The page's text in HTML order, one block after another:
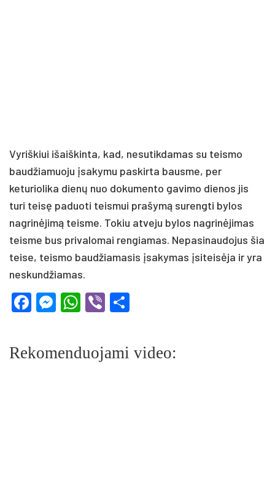
Vyriškiui išaiškinta, kad, nesutikdamas su teismo
baudžiamuoju įsakymu paskirta bausme, per
keturiolika dienų nuo dokumento gavimo dienos jis
turi teisę paduoti teismui prašymą surengti bylos
nagrinėjimą teisme. Tokiu atveju bylos nagrinėjimas
teisme bus privalomai rengiamas. Nepasinaudojus šia
teise, teismo baudžiamasis įsakymas įsiteisėja ir yra
neskundžiamas.
Facebook
Messenger
WhatsApp
Viber
Rekomenduojami video: